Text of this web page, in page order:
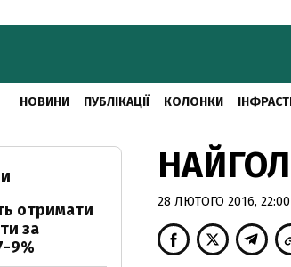
НОВИНИ ПУБЛІКАЦІЇ КОЛОНКИ
28 ЛЮТОГО 2016, 22:00
отримати
за
9%